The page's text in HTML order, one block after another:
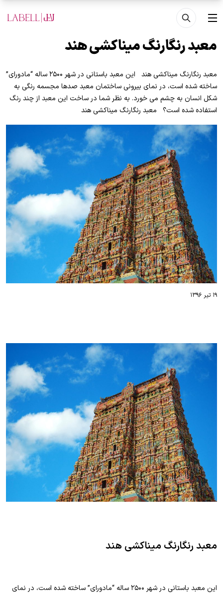
رفتن به محتوای اصلی
منو
معبد رنگارنگ میناکشی هند
معبد رنگارنگ میناکشی هند این معبد باستانی در شهر ۲۵۰۰ ساله “مادورای”
ساخته شده است، در نمای بیرونی ساختمان معبد صدها مجسمه رنگی به
شکل انسان به چشم می خورد. به نظر شما در ساخت این معبد از چند رنگ
استفاده شده است؟ معبد رنگارنگ میناکشی هند
۱۹ تیر ۱۳۹۶
معبد رنگارنگ میناکشی هند
این معبد باستانی در شهر ۲۵۰۰ ساله “مادورای” ساخته شده است، در نمای